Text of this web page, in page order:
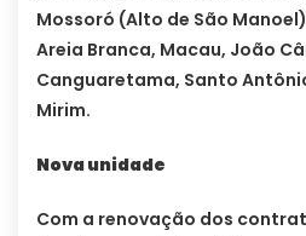
Mossoró (Alto de São
Areia Branca, Macau, João
Canguaretama, Santo
Mirim.
Nova unidade
Com a renovação dos